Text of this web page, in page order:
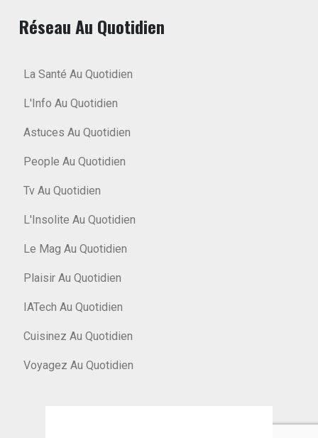
Réseau Au Quotidien
La Santé Au Quotidien
L'Info Au Quotidien
Astuces Au Quotidien
People Au Quotidien
Tv Au Quotidien
L'Insolite Au Quotidien
Le Mag Au Quotidien
Plaisir Au Quotidien
IATech Au Quotidien
Cuisinez Au Quotidien
Voyagez Au Quotidien